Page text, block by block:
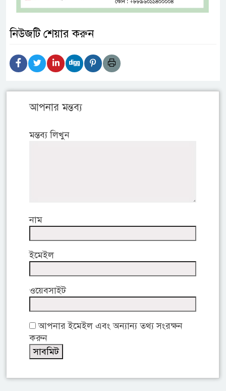
নিউজটি শেয়ার করুন
আপনার মন্তব্য
মন্তব্য লিখুন
নাম
ইমেইল
ওয়েবসাইট
আপনার ইমেইল এবং অন্যান্য তথ্য সংরক্ষন
করুন